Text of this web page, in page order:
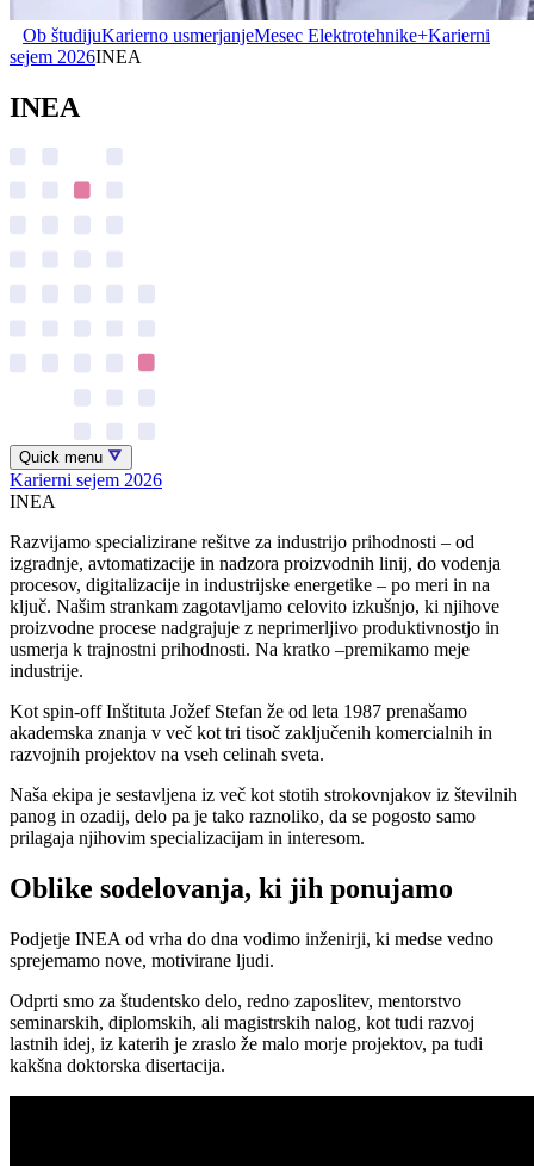
Ob študijuKarierno usmerjanjeMesec Elektrotehnike+Karierni
sejem 2026INEA
INEA
Quick menu
Karierni sejem 2026
INEA
Razvijamo specializirane rešitve za industrijo prihodnosti – od
izgradnje, avtomatizacije in nadzora proizvodnih linij, do vodenja
procesov, digitalizacije in industrijske energetike – po meri in na
ključ. Našim strankam zagotavljamo celovito izkušnjo, ki njihove
proizvodne procese nadgrajuje z neprimerljivo produktivnostjo in
usmerja k trajnostni prihodnosti. Na kratko –premikamo meje
industrije.
Kot spin-off Inštituta Jožef Stefan že od leta 1987 prenašamo
akademska znanja v več kot tri tisoč zaključenih komercialnih in
razvojnih projektov na vseh celinah sveta.
Naša ekipa je sestavljena iz več kot stotih strokovnjakov iz številnih
panog in ozadij, delo pa je tako raznoliko, da se pogosto samo
prilagaja njihovim specializacijam in interesom.
Oblike sodelovanja, ki jih ponujamo
Podjetje INEA od vrha do dna vodimo inženirji, ki medse vedno
sprejemamo nove, motivirane ljudi.
Odprti smo za študentsko delo, redno zaposlitev, mentorstvo
seminarskih, diplomskih, ali magistrskih nalog, kot tudi razvoj
lastnih idej, iz katerih je zraslo že malo morje projektov, pa tudi
kakšna doktorska disertacija.